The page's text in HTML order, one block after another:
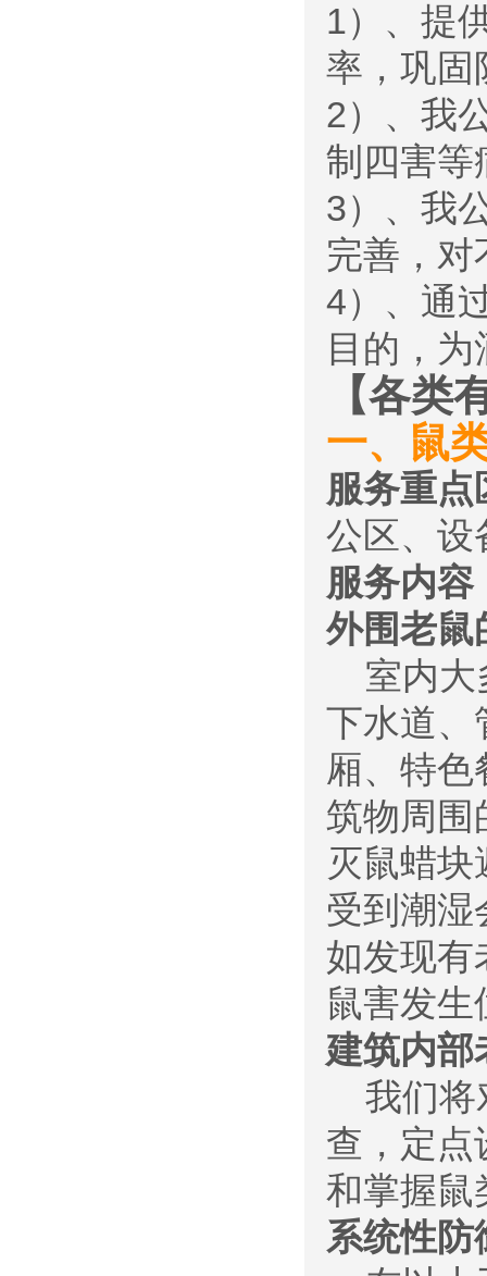
1）、提
率，巩固
2）、我
制四害等
3）、我
完善，对
4）、通
目的，
【各类
一、鼠
服务重点
公区、设
服务内容
外围老鼠
室内大
下水道、
厢、特色
筑物周围
灭鼠蜡
受到潮湿
如发现有
鼠害发
建筑内部
我们将
查，定点
和掌握鼠
系统性防